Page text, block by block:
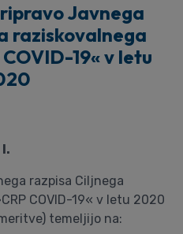
Javnega
raziskovalnega
19« v letu
I.
razpisa Ciljnega
COVID-19« v letu 2020
temeljijo na: